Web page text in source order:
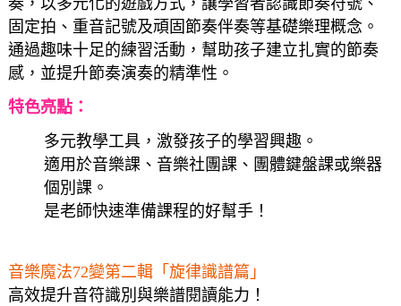
奏，以多元化的遊戲方式，讓學習者認識節奏符號、
固定拍、重音記號及頑固節奏伴奏等基礎樂理概念。
通過趣味十足的練習活動，幫助孩子建立扎實的節奏
感，並提升節奏演奏的精準性。
特色亮點：
多元教學工具，激發孩子的學習興趣。
適用於音樂課、音樂社團課、團體鍵盤課或樂器
個別課。
是老師快速準備課程的好幫手！
音樂魔法72變第二輯「旋律識譜篇」
高效提升音符識別與樂譜閱讀能力！